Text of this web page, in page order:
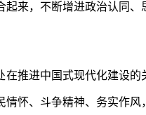
来，不断增进政治认同
在推进中国式现代化建设
怀、斗争精神、务实作